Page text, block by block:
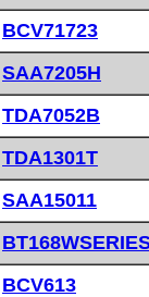
BCV71723
SAA7205H
TDA7052B
TDA1301T
SAA15011
BCV613